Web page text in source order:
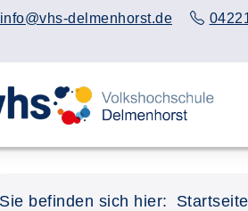
info@vhs-delmenhorst.de
Sie befinden sich hier: Startseite